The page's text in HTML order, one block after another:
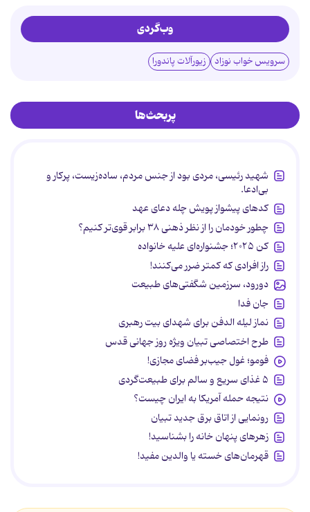
وب‌گردی
سرویس خواب نوزاد زیورآلات پاندورا
پربحث‌ها
شهید رئیسی، مردی بود از جنس مردم، ساده‌زیست، پرکار و
بی‌ادعا.
کدهای پیشواز پویش چله دعای عهد
چطور خودمان را از نظر ذهنی ۳۸ برابر قوی‌تر کنیم؟
کن ۲۰۲۵؛ جشنواره‌ای علیه خانواده
راز افرادی که کمتر ضرر می‌کنند!
دورود، سرزمین شگفتی‌های طبیعت
جان فدا
نماز لیله الدفن برای شهدای بیت رهبری
طرح اختصاصی تبیان ویژه روز جهانی قدس
فومو؛ غول جیب‌بر فضای مجازی!
۵ غذای سریع و سالم برای طبیعت‌گردی
نتیجه حمله آمریکا به ایران چیست؟
رونمایی از اتاق برق جدید تبیان
زهرهای پنهان خانه را بشناسید!
قهرمان‌های خسته یا والدین مفید!